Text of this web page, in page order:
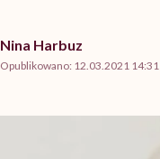
Nina Harbuz
Opublikowano: 12.03.2021 14:31